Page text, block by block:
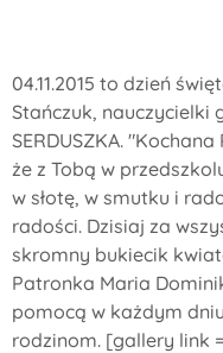
04.11.2015 to dzień
Stańczuk, nauczycielki
SERDUSZKA.
że z Tobą w
w słotę, w smutku i
radości. Dzisiaj za
skromny bukiecik
Patronka Maria
pomocą w każdym
rodzinom. [gallery link